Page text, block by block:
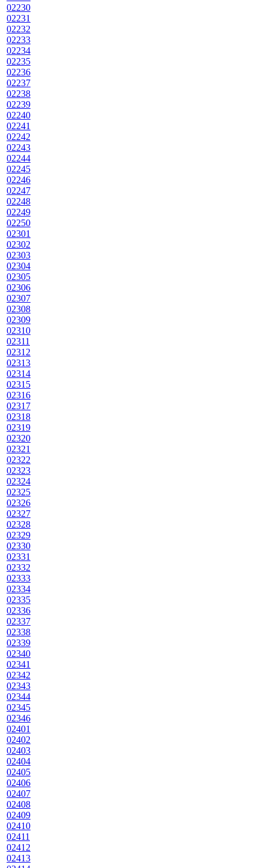
02230
02231
02232
02233
02234
02235
02236
02237
02238
02239
02240
02241
02242
02243
02244
02245
02246
02247
02248
02249
02250
02301
02302
02303
02304
02305
02306
02307
02308
02309
02310
02311
02312
02313
02314
02315
02316
02317
02318
02319
02320
02321
02322
02323
02324
02325
02326
02327
02328
02329
02330
02331
02332
02333
02334
02335
02336
02337
02338
02339
02340
02341
02342
02343
02344
02345
02346
02401
02402
02403
02404
02405
02406
02407
02408
02409
02410
02411
02412
02413